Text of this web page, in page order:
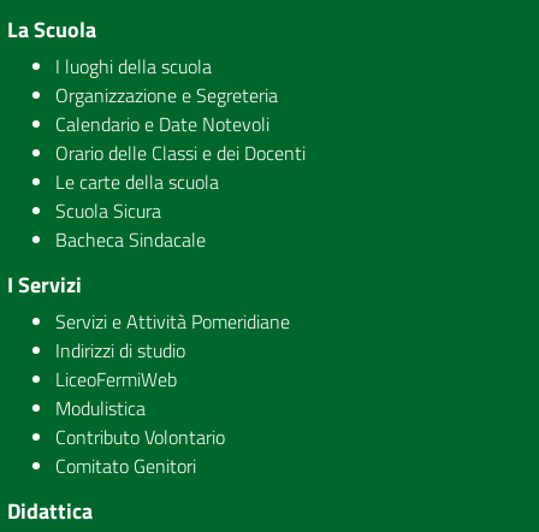
La Scuola
I luoghi della scuola
Organizzazione e Segreteria
Calendario e Date Notevoli
Orario delle Classi e dei Docenti
Le carte della scuola
Scuola Sicura
Bacheca Sindacale
I Servizi
Servizi e Attività Pomeridiane
Indirizzi di studio
LiceoFermiWeb
Modulistica
Contributo Volontario
Comitato Genitori
Didattica